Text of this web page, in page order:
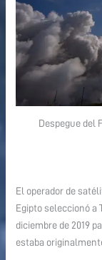
Despegue del
El operador de
Egipto seleccionó a
diciembre de 2019
estaba